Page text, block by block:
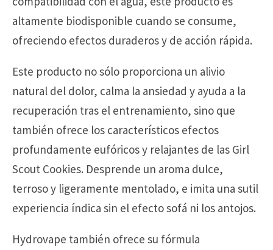
altamente biodisponible cuando se consume,
ofreciendo efectos duraderos y de acción rápida.
Este producto no sólo proporciona un alivio
natural del dolor, calma la ansiedad y ayuda a la
recuperación tras el entrenamiento, sino que
también ofrece los característicos efectos
profundamente eufóricos y relajantes de las Girl
Scout Cookies. Desprende un aroma dulce,
terroso y ligeramente mentolado, e imita una sutil
experiencia índica sin el efecto sofá ni los antojos.
Hydrovape también ofrece su fórmula